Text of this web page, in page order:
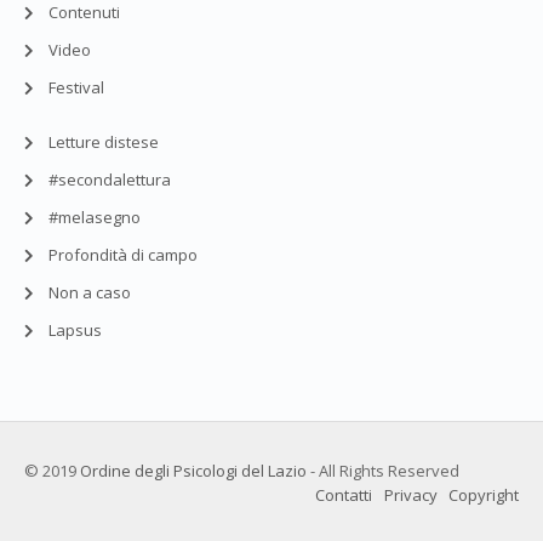
Contenuti
Video
Festival
Letture distese
#secondalettura
#melasegno
Profondità di campo
Non a caso
Lapsus
© 2019 Ordine degli Psicologi del Lazio - All Rights Reserved
Contatti
Privacy Copyright